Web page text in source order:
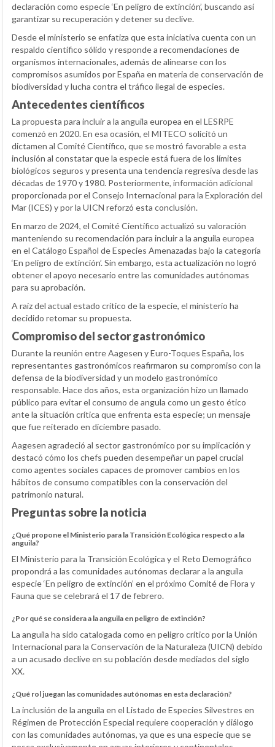
declaración como especie ‘En peligro de extinción’, buscando así
garantizar su recuperación y detener su declive.
Desde el ministerio se enfatiza que esta iniciativa cuenta con un
respaldo científico sólido y responde a recomendaciones de
organismos internacionales, además de alinearse con los
compromisos asumidos por España en materia de conservación de
biodiversidad y lucha contra el tráfico ilegal de especies.
Antecedentes científicos
La propuesta para incluir a la anguila europea en el LESRPE
comenzó en 2020. En esa ocasión, el MITECO solicitó un
dictamen al Comité Científico, que se mostró favorable a esta
inclusión al constatar que la especie está fuera de los límites
biológicos seguros y presenta una tendencia regresiva desde las
décadas de 1970 y 1980. Posteriormente, información adicional
proporcionada por el Consejo Internacional para la Exploración del
Mar (ICES) y por la UICN reforzó esta conclusión.
En marzo de 2024, el Comité Científico actualizó su valoración
manteniendo su recomendación para incluir a la anguila europea
en el Catálogo Español de Especies Amenazadas bajo la categoría
‘En peligro de extinción’. Sin embargo, esta actualización no logró
obtener el apoyo necesario entre las comunidades autónomas
para su aprobación.
A raíz del actual estado crítico de la especie, el ministerio ha
decidido retomar su propuesta.
Compromiso del sector gastronómico
Durante la reunión entre Aagesen y Euro-Toques España, los
representantes gastronómicos reafirmaron su compromiso con la
defensa de la biodiversidad y un modelo gastronómico
responsable. Hace dos años, esta organización hizo un llamado
público para evitar el consumo de angula como un gesto ético
ante la situación crítica que enfrenta esta especie; un mensaje
que fue reiterado en diciembre pasado.
Aagesen agradeció al sector gastronómico por su implicación y
destacó cómo los chefs pueden desempeñar un papel crucial
como agentes sociales capaces de promover cambios en los
hábitos de consumo compatibles con la conservación del
patrimonio natural.
Preguntas sobre la noticia
¿Qué propone el Ministerio para la Transición Ecológica respecto a la
anguila?
El Ministerio para la Transición Ecológica y el Reto Demográfico
propondrá a las comunidades autónomas declarar a la anguila
especie ‘En peligro de extinción’ en el próximo Comité de Flora y
Fauna que se celebrará el 17 de febrero.
¿Por qué se considera a la anguila en peligro de extinción?
La anguila ha sido catalogada como en peligro crítico por la Unión
Internacional para la Conservación de la Naturaleza (UICN) debido
a un acusado declive en su población desde mediados del siglo
XX.
¿Qué rol juegan las comunidades autónomas en esta declaración?
La inclusión de la anguila en el Listado de Especies Silvestres en
Régimen de Protección Especial requiere cooperación y diálogo
con las comunidades autónomas, ya que es una especie que se